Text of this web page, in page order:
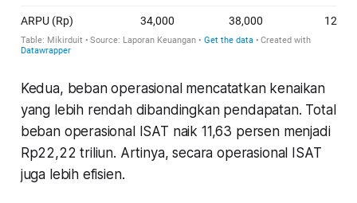
Kedua, beban operasional mencatatkan kenaikan
yang lebih rendah dibandingkan pendapatan. Total
beban operasional ISAT naik 11,63 persen menjadi
Rp22,22 triliun. Artinya, secara operasional ISAT
juga lebih efisien.